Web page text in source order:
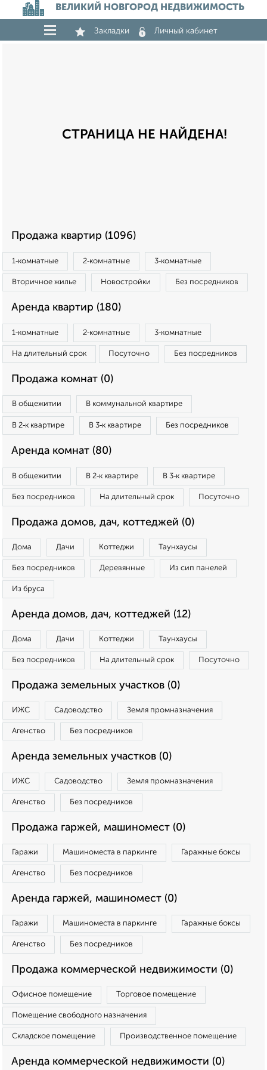
ВЕЛИКИЙ НОВГОРОД НЕДВИЖИМОСТЬ
Закладки Личный кабинет
СТРАНИЦА НЕ НАЙДЕНА!
Продажа квартир (1096)
1‑комнатные 2‑комнатные 3‑комнатные
Вторичное жилье Новостройки Без посредников
Аренда квартир (180)
1‑комнатные 2‑комнатные 3‑комнатные
На длительный срок Посуточно Без посредников
Продажа комнат (0)
В общежитии В коммунальной квартире
В 2‑к квартире В 3‑к квартире Без посредников
Аренда комнат (80)
В общежитии В 2‑к квартире В 3‑к квартире
Без посредников На длительный срок Посуточно
Продажа домов, дач, коттеджей (0)
Дома Дачи Коттеджи Таунхаусы
Без посредников Деревянные Из сип панелей
Из бруса
Аренда домов, дач, коттеджей (12)
Дома Дачи Коттеджи Таунхаусы
Без посредников На длительный срок Посуточно
Продажа земельных участков (0)
ИЖС Садоводство Земля промназначения
Агенство Без посредников
Аренда земельных участков (0)
ИЖС Садоводство Земля промназначения
Агенство Без посредников
Продажа гаржей, машиномест (0)
Гаражи Машиноместа в паркинге Гаражные боксы
Агенство Без посредников
Аренда гаржей, машиномест (0)
Гаражи Машиноместа в паркинге Гаражные боксы
Агенство Без посредников
Продажа коммерческой недвижимости (0)
Офисное помещение Торговое помещение
Помещение свободного назначения
Складское помещение Производственное помещение
Аренда коммерческой недвижимости (0)